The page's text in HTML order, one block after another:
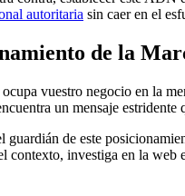
autoritaria sin caer en el
de la
vuestro negocio en la
un mensaje
de este
investiga en la web